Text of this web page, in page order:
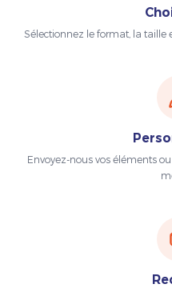
Sélectionnez le format, la taille
Envoyez-nous vos éléments